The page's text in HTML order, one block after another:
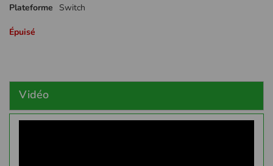
Plateforme
Switch
Épuisé
Vidéo